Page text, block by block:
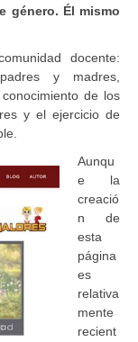
género. Él mismo
docente:
y madres,
de los
y el ejercicio de
Aunqu
e la
creació
n de
esta
página
es
relativa
mente
recient